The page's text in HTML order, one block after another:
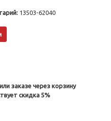
13503-62040
заказе через корзину
скидка 5%